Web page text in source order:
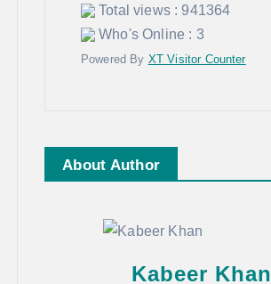
Total views : 941364
Who's Online : 3
Powered By XT Visitor Counter
About Author
Kabeer Khan